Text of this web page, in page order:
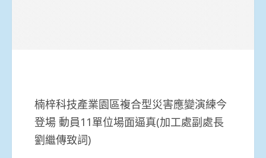
楠梓科技產業園區複合型災害應變演練今
登場 動員11單位場面逼真(加工處副處長
劉繼傳致詞)